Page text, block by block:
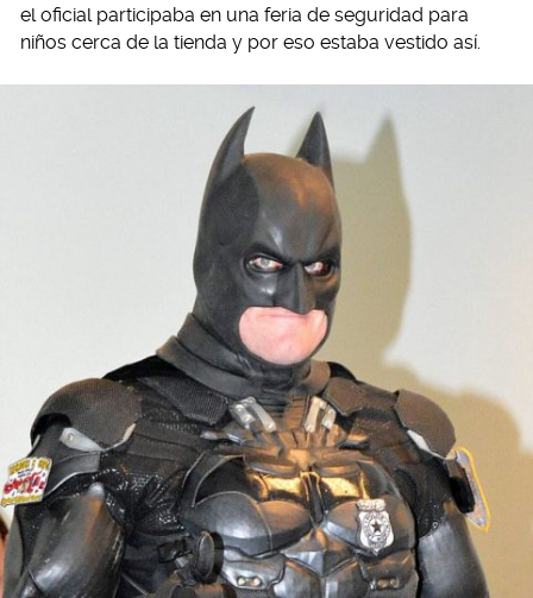
el oficial participaba en una feria de seguridad para
niños cerca de la tienda y por eso estaba vestido así.